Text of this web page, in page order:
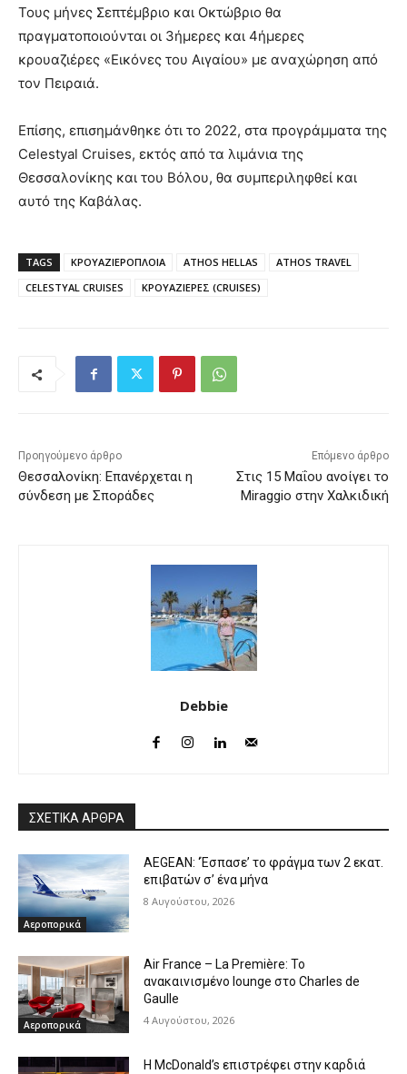
Τους μήνες Σεπτέμβριο και Οκτώβριο θα
πραγματοποιούνται οι 3ήμερες και 4ήμερες
κρουαζιέρες «Εικόνες του Αιγαίου» με αναχώρηση από
τον Πειραιά.
Επίσης, επισημάνθηκε ότι το 2022, στα προγράμματα της
Celestyal Cruises, εκτός από τα λιμάνια της
Θεσσαλονίκης και του Βόλου, θα συμπεριληφθεί και
αυτό της Καβάλας.
TAGS ΚΡΟΥΑΖΙΕΡΟΠΛΟΙΑ ATHOS HELLAS
ATHOS TRAVEL
CELESTYAL CRUISES
ΚΡΟΥΑΖΙΕΡΕΣ (CRUISES)
Προηγούμενο άρθρο
Θεσσαλονίκη: Επανέρχεται η
σύνδεση με Σποράδες
Επόμενο άρθρο
Στις 15 Μαΐου ανοίγει το
Miraggio στην Χαλκιδική
Debbie
ΣΧΕΤΙΚΑ ΑΡΘΡΑ
Αεροπορικά
AEGEAN: ‘Έσπασε’ το φράγμα των 2 εκατ.
επιβατών σ’ ένα μήνα
8 Αυγούστου, 2026
Αεροπορικά
Air France – La Première: Το
ανακαινισμένο lounge στο Charles de
Gaulle
4 Αυγούστου, 2026
Η McDonald’s επιστρέφει στην καρδιά